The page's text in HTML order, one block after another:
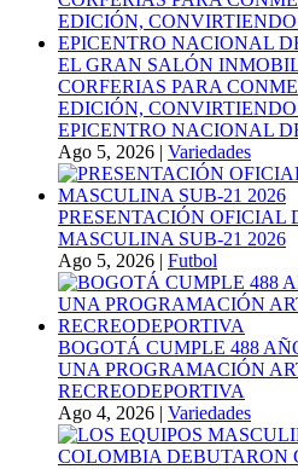
EL GRAN SALÓN
CORFERIAS PARA
EDICIÓN,
EPICENTRO NACIONAL
Ago 5, 2026 | Variedades
PRESENTACIÓN OFICIAL
MASCULINA SUB-21 2026
Ago 5, 2026 | Futbol
BOGOTÁ CUMPLE 488
UNA PROGRAMACIÓN
RECREODEPORTIVA
Ago 4, 2026 | Variedades